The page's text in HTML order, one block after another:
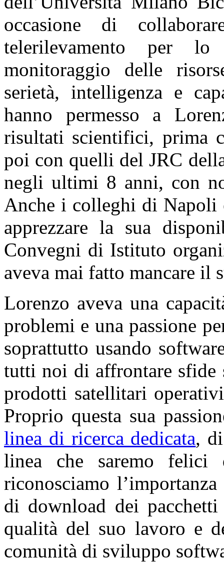
occasione di
telerilevamento per
monitoraggio delle
serietà, intelligenza e
hanno permesso a
risultati scientifici, prima
poi con quelli del JRC
negli ultimi 8 anni, con
Anche i colleghi di Napoli
apprezzare la sua
Convegni di Istituto
aveva mai fatto mancare il
Lorenzo aveva una
problemi e una passione
soprattutto usando
tutti noi di affrontare sfide
prodotti satellitari
Proprio questa sua
linea di ricerca dedicata,
linea che saremo felici
riconosciamo
di download dei
qualità del suo lavoro e
comunità di sviluppo